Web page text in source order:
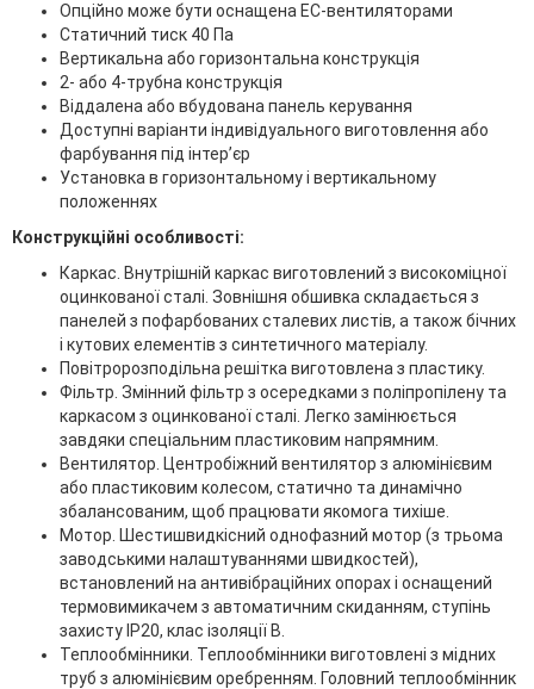
Опційно може бути оснащена EC-вентиляторами
Статичний тиск 40 Па
Вертикальна або горизонтальна конструкція
2- або 4-трубна конструкція
Віддалена або вбудована панель керування
Доступні варіанти індивідуального виготовлення або
фарбування під інтер’єр
Установка в горизонтальному і вертикальному
положеннях
Конструкційні особливості:
Каркас. Внутрішній каркас виготовлений з високоміцної
оцинкованої сталі. Зовнішня обшивка складається з
панелей з пофарбованих сталевих листів, а також бічних
і кутових елементів з синтетичного матеріалу.
Повітророзподільна решітка виготовлена з пластику.
Фільтр. Змінний фільтр з осередками з поліпропілену та
каркасом з оцинкованої сталі. Легко замінюється
завдяки спеціальним пластиковим напрямним.
Вентилятор. Центробіжний вентилятор з алюмінієвим
або пластиковим колесом, статично та динамічно
збалансованим, щоб працювати якомога тихіше.
Мотор. Шестишвидкісний однофазний мотор (з трьома
заводськими налаштуваннями швидкостей),
встановлений на антивібраційних опорах і оснащений
термовимикачем з автоматичним скиданням, ступінь
захисту IP20, клас ізоляції B.
Теплообмінники. Теплообмінники виготовлені з мідних
труб з алюмінієвим оребренням. Головний теплообмінник